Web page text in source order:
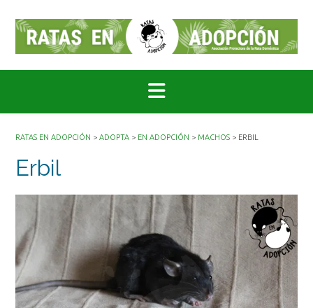
contenido
RATAS EN ADOPCIÓN > ADOPTA > EN ADOPCIÓN > MACHOS > ERBIL
Erbil